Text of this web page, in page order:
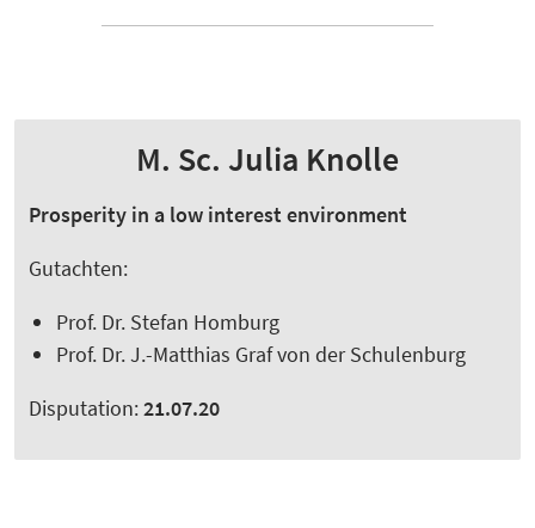
M. Sc. Julia Knolle
Prosperity in a low interest environment
Gutachten:
Prof. Dr. Stefan Homburg
Prof. Dr. J.-Matthias Graf von der Schulenburg
Disputation:21.07.20